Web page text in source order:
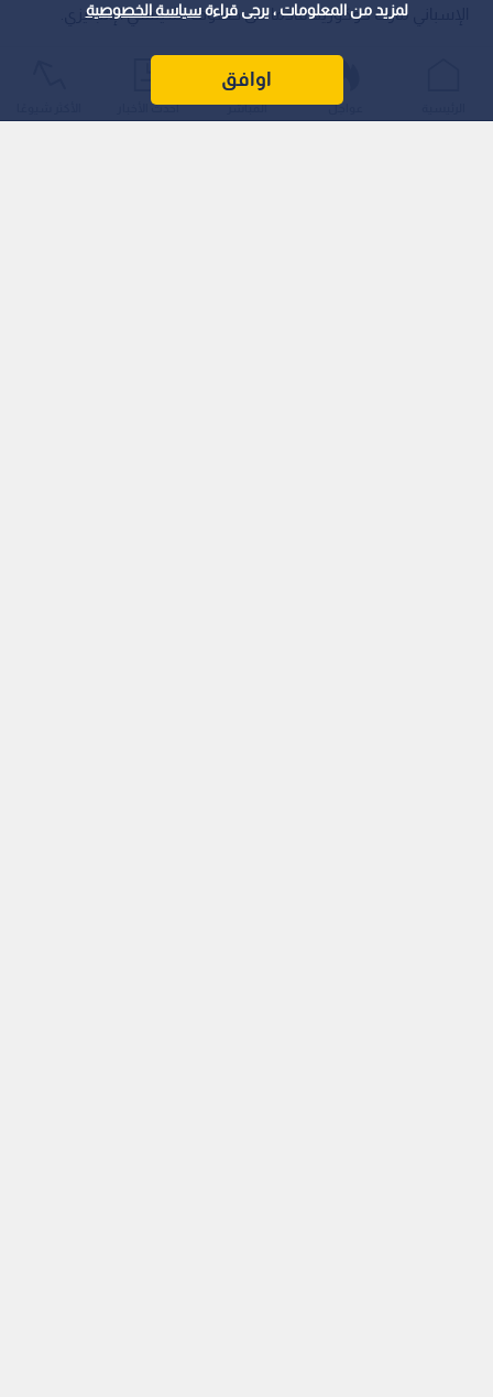
لمزيد من المعلومات ، يرجى قراءةسياسة الخصوصية
اوافق
الإسباني مارك كوكوريلا​ قادما من صفوف تشيلسي الإنجليزي.
عواجل المباشر أحدث الأخبار